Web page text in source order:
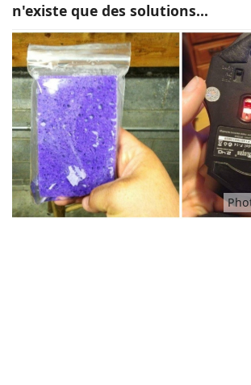
Insolite
Emotion
Animaux
Famille
Santé
n'existe que des solutions...